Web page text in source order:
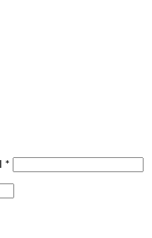
*